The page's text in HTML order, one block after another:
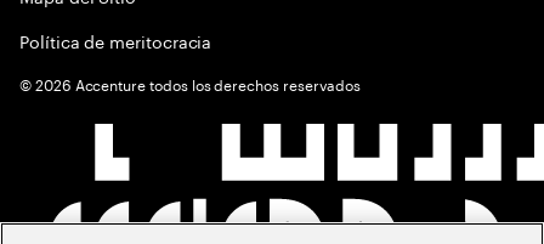
Política de meritocracia
©2026 Accenture todos los derechos reservados